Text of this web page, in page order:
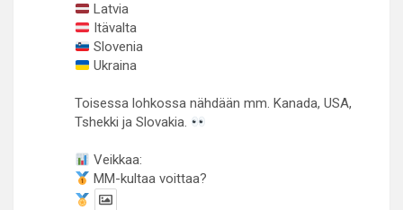
Latvia
Itävalta
Slovenia
Ukraina
Toisessa lohkossa nähdään mm. Kanada, USA,
Tshekki ja Slovakia.
Veikkaa:
MM-kultaa voittaa?